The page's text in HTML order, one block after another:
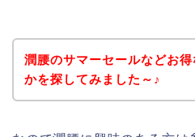
潤腰のサマーセールなどお
かを探してみました～♪